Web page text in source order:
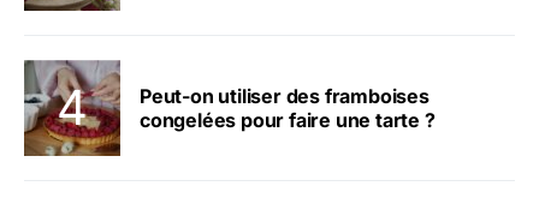
Peut-on utiliser des framboises
congelées pour faire une tarte ?